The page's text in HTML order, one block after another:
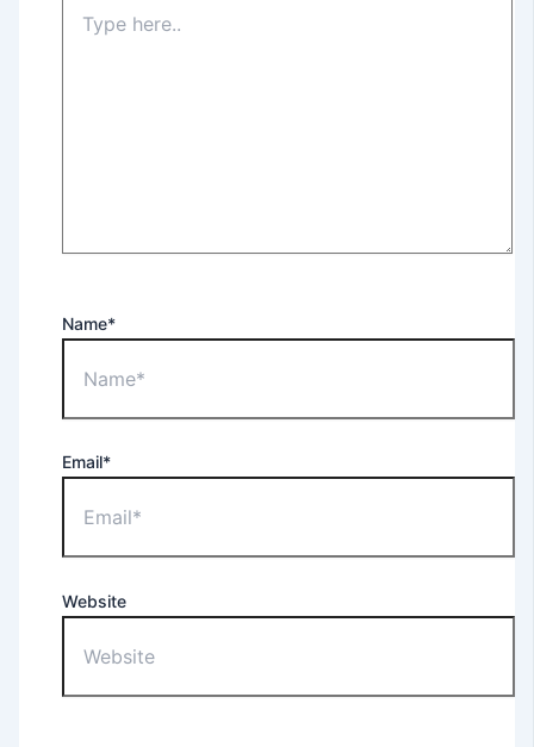
Name*
Email*
Website